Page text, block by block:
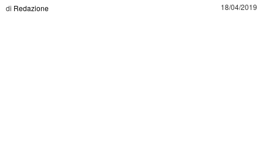
di Redazione 18/04/2019